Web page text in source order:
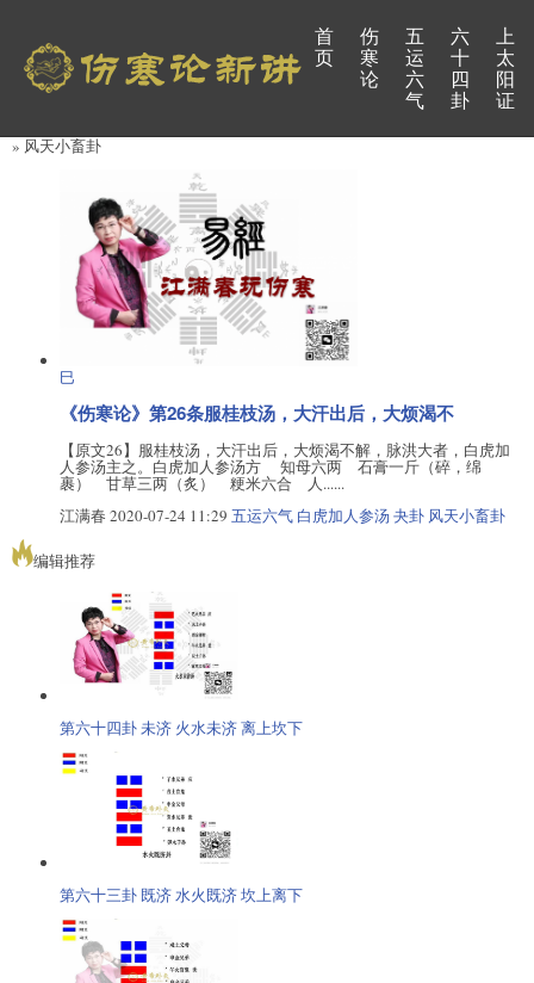
首
页
伤
寒
论
五
运
六
气
六
十
四
卦
上
太
阳
证
» 风天小畜卦
巳
《伤寒论》第26条服桂枝汤，大汗出后，大烦渴不
【原文26】服桂枝汤，大汗出后，大烦渴不解，脉洪大者，白虎加
人参汤主之。白虎加人参汤方 知母六两 石膏一斤（碎，绵
裹） 甘草三两（炙） 粳米六合 人......
江满春 2020-07-24 11:29 五运六气 白虎加人参汤 夬卦 风天小畜卦
编辑推荐
第六十四卦 未济 火水未济 离上坎下
第六十三卦 既济 水火既济 坎上离下